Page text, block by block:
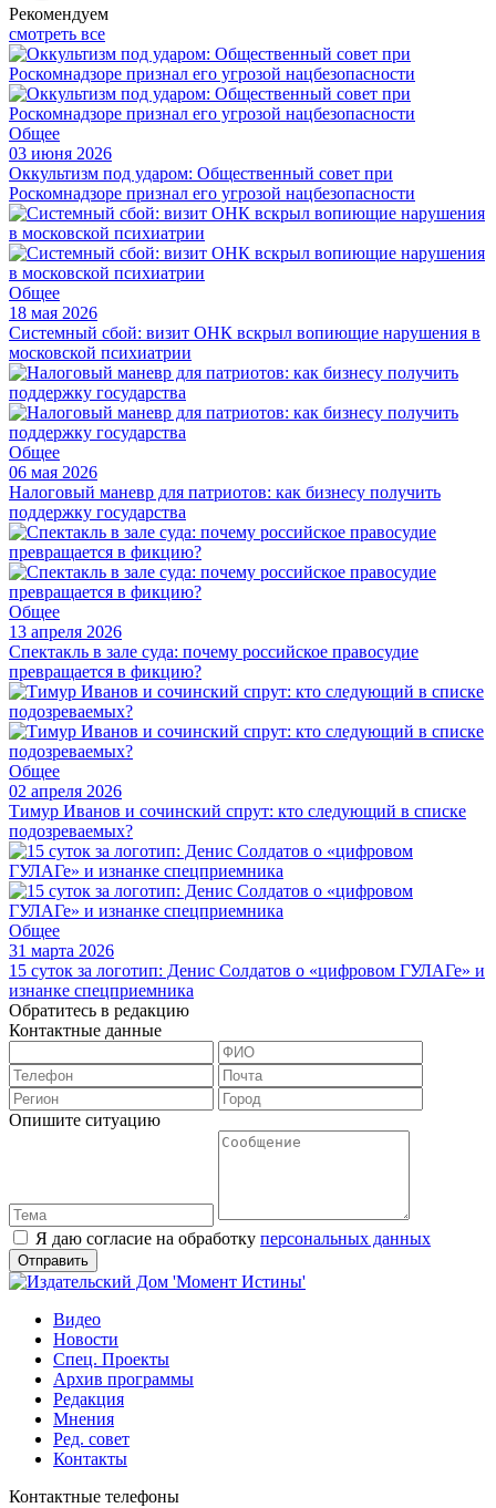
Рекомендуем
смотреть все
Общее
03 июня 2026
Оккультизм под ударом: Общественный совет при
Роскомнадзоре признал его угрозой нацбезопасности
Общее
18 мая 2026
Системный сбой: визит ОНК вскрыл вопиющие нарушения в
московской психиатрии
Общее
06 мая 2026
Налоговый маневр для патриотов: как бизнесу получить
поддержку государства
Общее
13 апреля 2026
Спектакль в зале суда: почему российское правосудие
превращается в фикцию?
Общее
02 апреля 2026
Тимур Иванов и сочинский спрут: кто следующий в списке
подозреваемых?
Общее
31 марта 2026
15 суток за логотип: Денис Солдатов о «цифровом ГУЛАГе» и
изнанке спецприемника
Обратитесь в редакцию
Контактные данные
Опишите ситуацию
Я даю согласие на обработку персональных данных
Видео
Новости
Спец. Проекты
Архив программы
Редакция
Мнения
Ред. совет
Контакты
Контактные телефоны